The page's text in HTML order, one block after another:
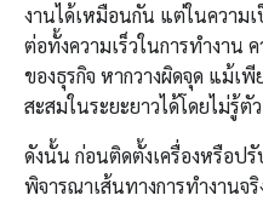
งานได้เหมือนกัน แต่ในความ
ต่อทั้งความเร็วในการทำงาน
ของธุรกิจ หากวางผิดจุด แม้เ
สะสมในระยะยาวได้โดยไม่รู้ตัว
ดังนั้น ก่อนติดตั้งเครื่องหรือปรั
พิจารณาเส้นทางการทำงานจ